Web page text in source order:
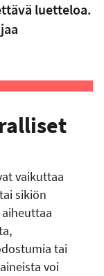
luetteloa.
vaikuttaa
sikiön
tai
voi